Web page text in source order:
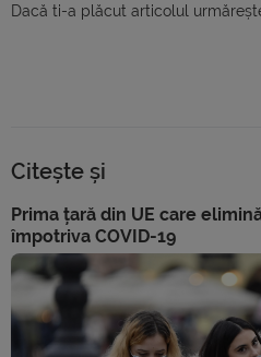
Dacă ti-a plăcut articolul
Citește și
Prima țară din UE care
împotriva COVID-19